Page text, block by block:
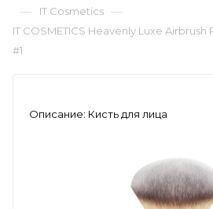
— IT Cosmetics —
IT COSMETICS Heavenly Luxe
#1
Описание: Кисть для лица